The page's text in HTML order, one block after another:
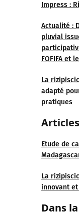
Impress :
Actualité :
pluvial
FOFIFA et
La
adapté
pratiques
Etude de
La
innovant
Dans